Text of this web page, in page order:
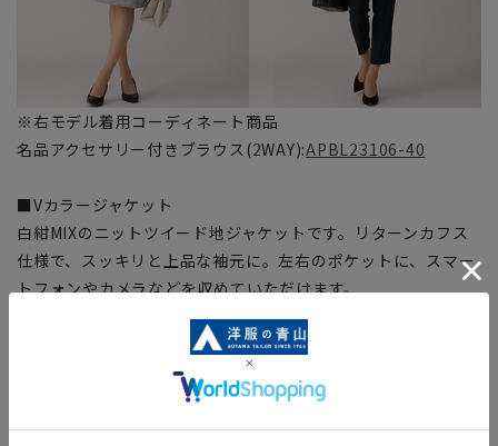
※右モデル着用コーディネート商品
名品アクセサリー付きブラウス(2WAY):APBL23106-40
■Vカラージャケット
白紺MIXのニットツイード地ジャケットです。リターンカフス
仕様で、スッキリと上品な袖元に。左右のポケットに、スマー
トフォンやカメラなどを収めていただけます。
白トップスとジャケットと同生地スカートを組み合わせたワン
ピースです。一枚で着映えするボウタイデザインのドッキング
ワンピースはオケージョン以外にも◎